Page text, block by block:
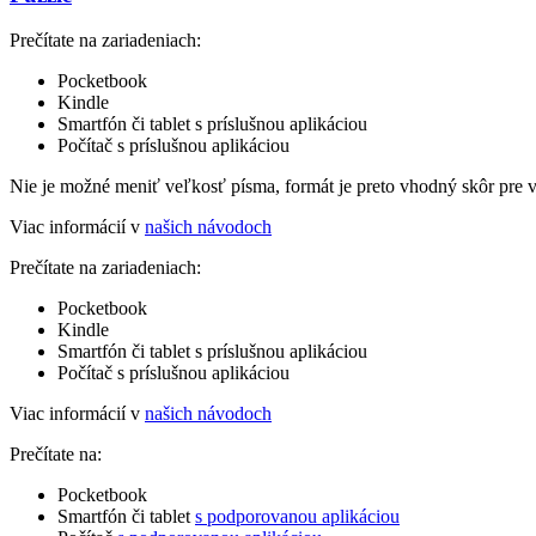
Prečítate na zariadeniach:
Pocketbook
Kindle
Smartfón či tablet s príslušnou aplikáciou
Počítač s príslušnou aplikáciou
Nie je možné meniť veľkosť písma, formát je preto vhodný skôr pre
Viac informácií v našich návodoch
Prečítate na zariadeniach:
Pocketbook
Kindle
Smartfón či tablet s príslušnou aplikáciou
Počítač s príslušnou aplikáciou
Viac informácií v našich návodoch
Prečítate na:
Pocketbook
Smartfón či tablet s podporovanou aplikáciou